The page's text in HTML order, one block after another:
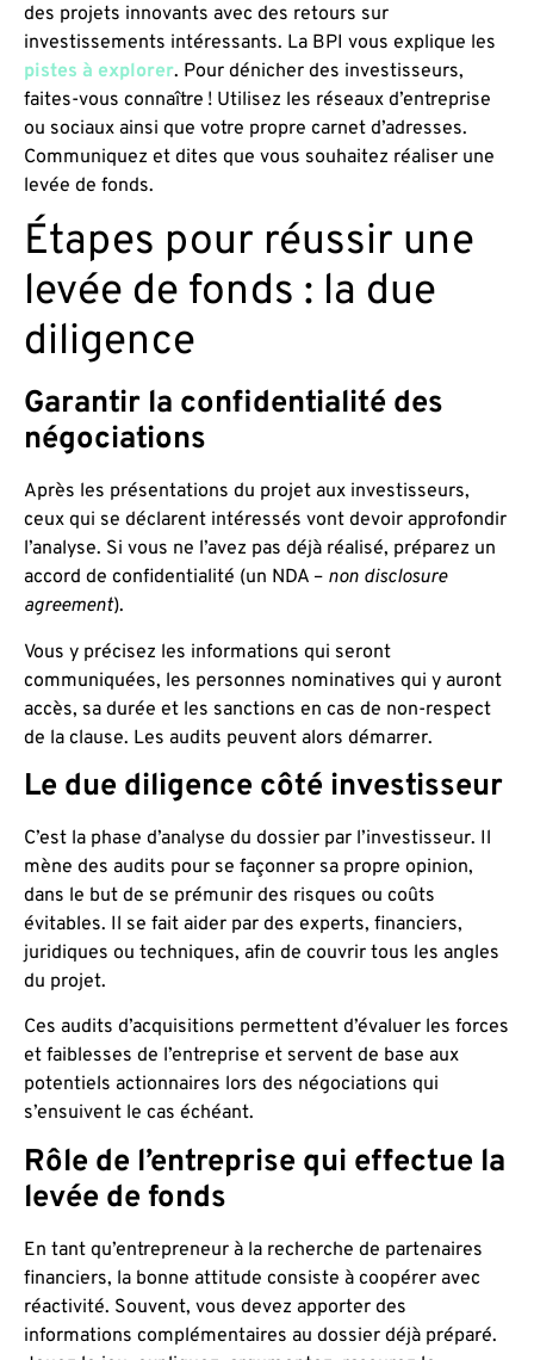
des projets innovants avec des retours sur
investissements intéressants. La BPI vous explique les
pistes à explorer. Pour dénicher des investisseurs,
faites-vous connaître ! Utilisez les réseaux d’entreprise
ou sociaux ainsi que votre propre carnet d’adresses.
Communiquez et dites que vous souhaitez réaliser une
levée de fonds.
Étapes pour réussir une
levée de fonds : la due
diligence
Garantir la confidentialité des
négociations
Après les présentations du projet aux investisseurs,
ceux qui se déclarent intéressés vont devoir approfondir
l’analyse. Si vous ne l’avez pas déjà réalisé, préparez un
accord de confidentialité (un NDA – non disclosure
agreement).
Vous y précisez les informations qui seront
communiquées, les personnes nominatives qui y auront
accès, sa durée et les sanctions en cas de non-respect
de la clause. Les audits peuvent alors démarrer.
Le due diligence côté investisseur
C’est la phase d’analyse du dossier par l’investisseur. Il
mène des audits pour se façonner sa propre opinion,
dans le but de se prémunir des risques ou coûts
évitables. Il se fait aider par des experts, financiers,
juridiques ou techniques, afin de couvrir tous les angles
du projet.
Ces audits d’acquisitions permettent d’évaluer les forces
et faiblesses de l’entreprise et servent de base aux
potentiels actionnaires lors des négociations qui
s’ensuivent le cas échéant.
Rôle de l’entreprise qui effectue la
levée de fonds
En tant qu’entrepreneur à la recherche de partenaires
financiers, la bonne attitude consiste à coopérer avec
réactivité. Souvent, vous devez apporter des
informations complémentaires au dossier déjà préparé.